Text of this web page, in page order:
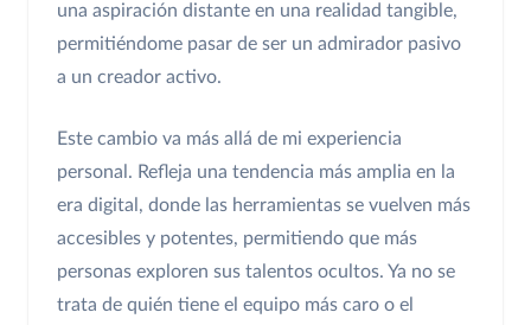
una aspiración distante en una realidad tangible,
permitiéndome pasar de ser un admirador pasivo
a un creador activo.
Este cambio va más allá de mi experiencia
personal. Refleja una tendencia más amplia en la
era digital, donde las herramientas se vuelven más
accesibles y potentes, permitiendo que más
personas exploren sus talentos ocultos. Ya no se
trata de quién tiene el equipo más caro o el